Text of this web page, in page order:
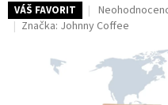
VÁŠ FAVORIT
Průměrné
hodnocení
0,0
Značka: Johnny Coffee